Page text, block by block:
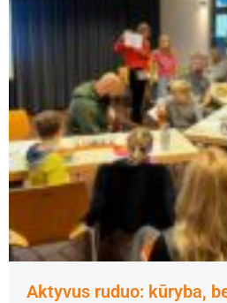
Aktyvus ruduo: kūryba,